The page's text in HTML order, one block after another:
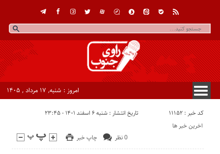
امروز : شنبه, ۱۷ مرداد , ۱۴۰۵
کد خبر : 11152 تاریخ انتشار : شنبه ۶ اسفند ۱۴۰۱ - ۲۳:۴۵
چاپ خبر 0 نظر
اخرین خبر ها